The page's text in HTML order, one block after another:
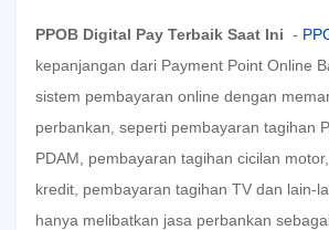
PPOB Digital Pay Terbaik Saat Ini -
kepanjangan dari Payment Point Online
sistem pembayaran online dengan
perbankan, seperti pembayaran tagihan
PDAM, pembayaran tagihan cicilan
kredit, pembayaran tagihan TV dan lain-
hanya melibatkan jasa perbankan